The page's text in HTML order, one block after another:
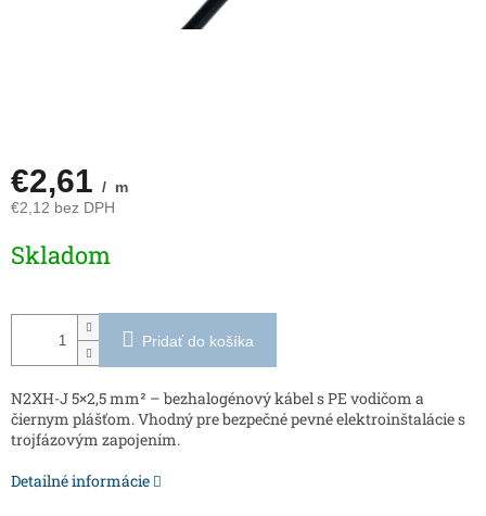
€2,61 / m
€2,12 bez DPH
cena:
Skladom
Pridať do košíka
N2XH-J 5×2,5 mm² – bezhalogénový kábel s PE vodičom a
čiernym plášťom. Vhodný pre bezpečné pevné elektroinštalácie s
trojfázovým zapojením.
Detailné informácie